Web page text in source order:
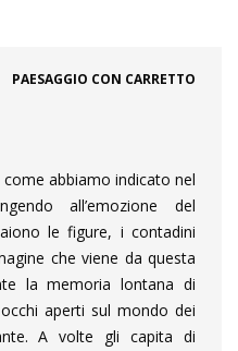
PAESAGGIO CON CARRETTO
abbiamo indicato nel
all’emozione del
le figure, i contadini
che viene da questa
la memoria lontana di
aperti sul mondo dei
A volte gli capita di